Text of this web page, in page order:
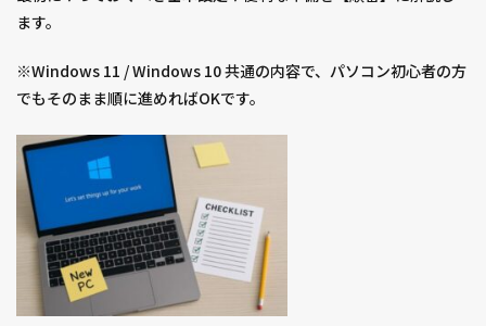
ます。
※Windows 11 / Windows 10 共通の内容で、パソコン初心者の方
でもそのまま順に進めればOKです。